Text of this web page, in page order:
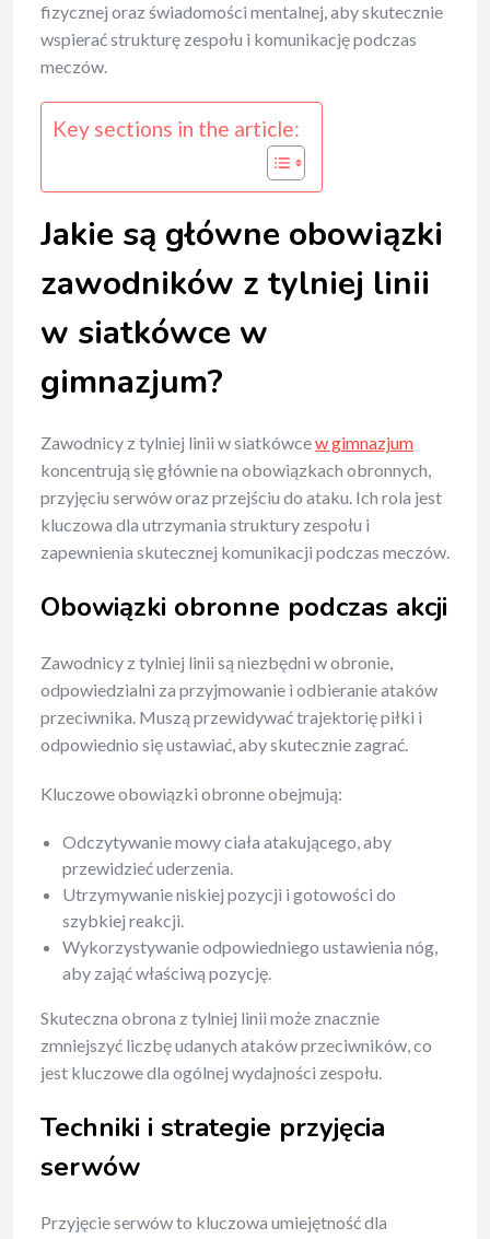
fizycznej oraz świadomości mentalnej, aby skutecznie
wspierać strukturę zespołu i komunikację podczas
meczów.
Key sections in the article:
Jakie są główne obowiązki
zawodników z tylniej linii
w siatkówce w
gimnazjum?
Zawodnicy z tylniej linii w siatkówcew gimnazjum
koncentrują się głównie na obowiązkach obronnych,
przyjęciu serwów oraz przejściu do ataku. Ich rola jest
kluczowa dla utrzymania struktury zespołu i
zapewnienia skutecznej komunikacji podczas meczów.
Obowiązki obronne podczas akcji
Zawodnicy z tylniej linii są niezbędni w obronie,
odpowiedzialni za przyjmowanie i odbieranie ataków
przeciwnika. Muszą przewidywać trajektorię piłki i
odpowiednio się ustawiać, aby skutecznie zagrać.
Kluczowe obowiązki obronne obejmują:
Odczytywanie mowy ciała atakującego, aby
przewidzieć uderzenia.
Utrzymywanie niskiej pozycji i gotowości do
szybkiej reakcji.
Wykorzystywanie odpowiedniego ustawienia nóg,
aby zająć właściwą pozycję.
Skuteczna obrona z tylniej linii może znacznie
zmniejszyć liczbę udanych ataków przeciwników, co
jest kluczowe dla ogólnej wydajności zespołu.
Techniki i strategie przyjęcia
serwów
Przyjęcie serwów to kluczowa umiejętność dla